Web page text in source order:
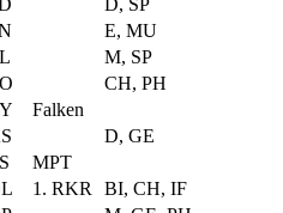
E, MU
M, SP
CH, PH
Falken
D, GE
MPT
1. RKR
BI, CH, IF